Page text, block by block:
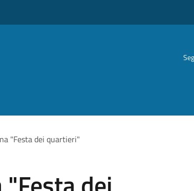
"Festa dei quartieri"